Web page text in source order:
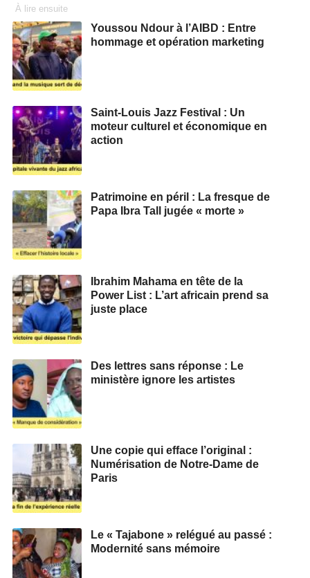
À lire ensuite
Youssou Ndour à l’AIBD : Entre
hommage et opération marketing
Saint-Louis Jazz Festival : Un
moteur culturel et économique en
action
Patrimoine en péril : La fresque de
Papa Ibra Tall jugée « morte »
Ibrahim Mahama en tête de la
Power List : L’art africain prend sa
juste place
Des lettres sans réponse : Le
ministère ignore les artistes
Une copie qui efface l’original :
Numérisation de Notre-Dame de
Paris
Le « Tajabone » relégué au passé :
Modernité sans mémoire